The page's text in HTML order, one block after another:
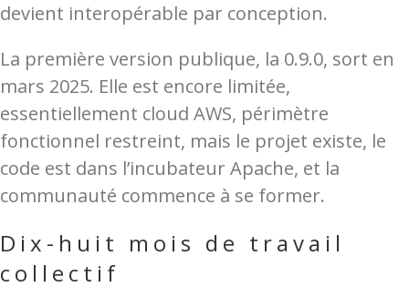
devient interopérable par conception.
La première version publique, la 0.9.0, sort en
mars 2025. Elle est encore limitée,
essentiellement cloud AWS, périmètre
fonctionnel restreint, mais le projet existe, le
code est dans l’incubateur Apache, et la
communauté commence à se former.
Dix-huit mois de travail
collectif